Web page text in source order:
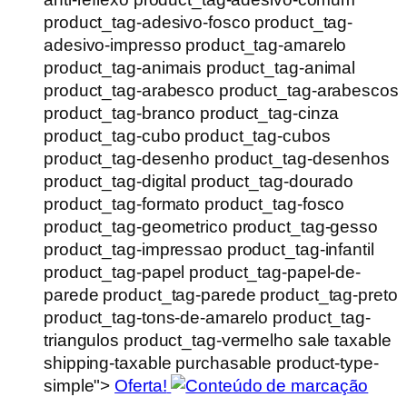
product_tag-adesivo-fosco product_tag-
adesivo-impresso product_tag-amarelo
product_tag-animais product_tag-animal
product_tag-arabesco product_tag-arabescos
product_tag-branco product_tag-cinza
product_tag-cubo product_tag-cubos
product_tag-desenho product_tag-desenhos
product_tag-digital product_tag-dourado
product_tag-formato product_tag-fosco
product_tag-geometrico product_tag-gesso
product_tag-impressao product_tag-infantil
product_tag-papel product_tag-papel-de-
parede product_tag-parede product_tag-preto
product_tag-tons-de-amarelo product_tag-
triangulos product_tag-vermelho sale taxable
shipping-taxable purchasable product-type-
simple"> Oferta!